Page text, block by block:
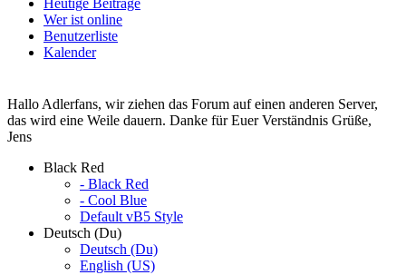
Heutige Beiträge
Wer ist online
Benutzerliste
Kalender
Hallo Adlerfans, wir ziehen das Forum auf einen anderen Server,
das wird eine Weile dauern. Danke für Euer Verständnis Grüße,
Jens
Black Red
- Black Red
- Cool Blue
Default vB5 Style
Deutsch (Du)
Deutsch (Du)
English (US)